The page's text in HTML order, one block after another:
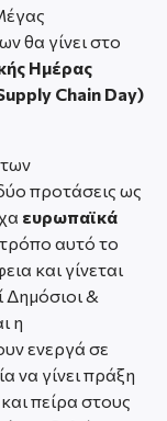
θα γίνει στο
Ημέρας
Chain Day)
προτάσεις ως
ευρωπαϊκά
αυτό το
και γίνεται
&
η
ενεργά σε
να γίνει πράξη
πείρα στους